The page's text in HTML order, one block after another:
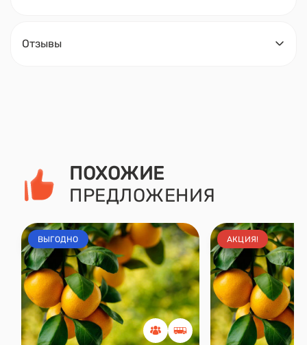
Отзывы
ПОХОЖИЕ
ПРЕДЛОЖЕНИЯ
ВЫГОДНО АКЦИЯ!